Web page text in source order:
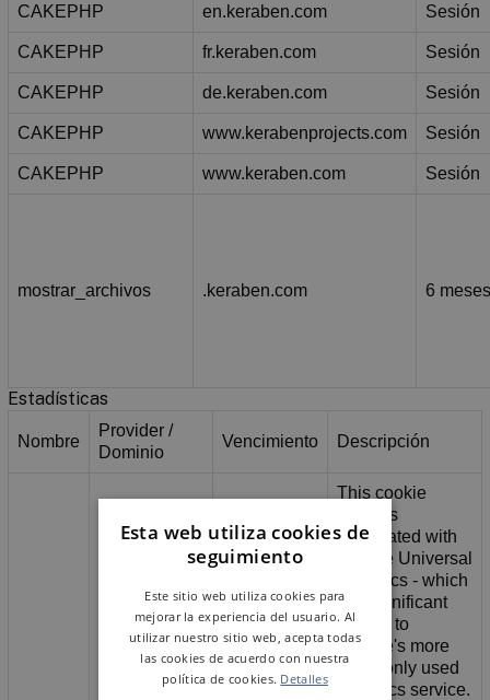
CAKEPHP en.keraben.com Sesión
CAKEPHP fr.keraben.com Sesión
CAKEPHP de.keraben.com Sesión
CAKEPHP www.kerabenprojects.com Sesión
CAKEPHP www.keraben.com Sesión
mostrar_archivos .keraben.com 6 meses
Estadísticas
Nombre
Provider /
Dominio
Vencimiento Descripción
This cookie
name is
associated with
Google Universal
Analytics - which
is a significant
update to
Google's more
commonly used
analytics service.
Esta web utiliza cookies de
seguimiento
Este sitio web utiliza cookies para
mejorar la experiencia del usuario. Al
utilizar nuestro sitio web, acepta todas
las cookies de acuerdo con nuestra
política de cookies. Detalles